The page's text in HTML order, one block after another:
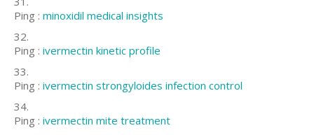
Ping : minoxidil medical insights
Ping : ivermectin kinetic profile
Ping : ivermectin strongyloides infection control
Ping : ivermectin mite treatment